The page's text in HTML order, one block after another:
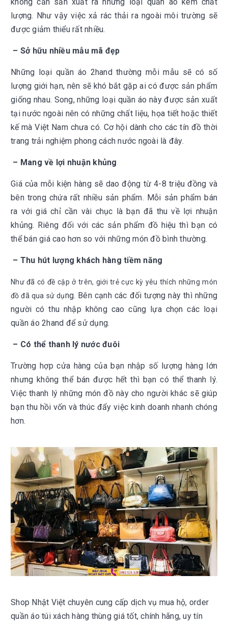
lượng. Như vậy việc xả rác thải ra ngoài môi trường sẽ
được giảm thiểu rất nhiều.
– Sở hữu nhiều mẫu mã đẹp
Những loại quần áo 2hand thường mỗi mẫu sẽ có số
lượng giới hạn, nên sẽ khó bắt gặp ai có được sản phẩm
giống nhau. Song, những loại quần áo này được sản xuất
tại nước ngoài nên có những chất liệu, họa tiết hoặc thiết
kế mà Việt Nam chưa có. Cơ hội dành cho các tín đồ thời
trang trải nghiệm phong cách nước ngoài là đây.
– Mang về lợi nhuận khủng
Giá của mỗi kiện hàng sẽ dao động từ 4-8 triệu đồng và
bên trong chứa rất nhiều sản phẩm. Mỗi sản phẩm bán
ra với giá chỉ cần vài chục là bạn đã thu về lợi nhuận
khủng. Riêng đối với các sản phẩm đồ hiệu thì bạn có
thể bán giá cao hơn so với những món đồ bình thường.
– Thu hút lượng khách hàng tiềm năng
Như đã có đề cập ở trên, giới trẻ cực kỳ yêu thích những món
đồ đã qua sử dụng. Bên cạnh các đối tượng này thì những
người có thu nhập không cao cũng lựa chọn các loại
quần áo 2hand để sử dụng.
– Có thể thanh lý nước đuôi
Trường hợp cửa hàng của bạn nhập số lượng hàng lớn
nhưng không thể bán được hết thì bạn có thể thanh lý.
Việc thanh lý những món đồ này cho người khác sẽ giúp
bạn thu hồi vốn và thúc đẩy việc kinh doanh nhanh chóng
hơn.
Shop Nhật Việt chuyên cung cấp dịch vụ mua hộ, order
quần áo túi xách hàng thùng giá tốt, chính hãng, uy tín